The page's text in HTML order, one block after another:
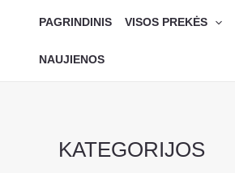
PAGRINDINIS VISOS PREKĖS
NAUJIENOS
KATEGORIJOS